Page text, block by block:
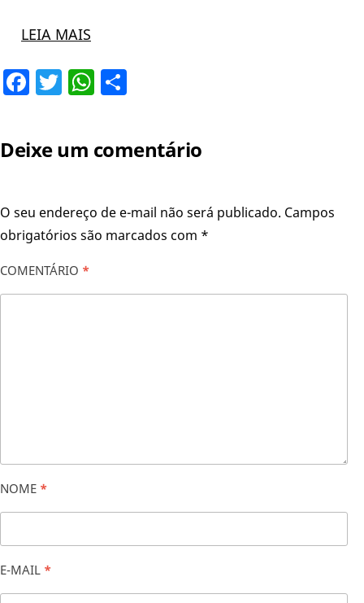
LEIA MAIS
Facebook
TwitterWhatsApp
Deixe um comentário
O seu endereço de e-mail não será publicado. Campos
obrigatórios são marcados com *
COMENTÁRIO *
NOME *
E-MAIL *